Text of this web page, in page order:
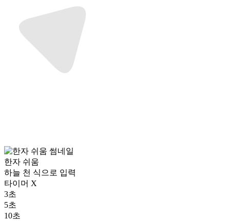
한자 쉬움
하늘 천 식으로 입력
타이머 X
3초
5초
10초